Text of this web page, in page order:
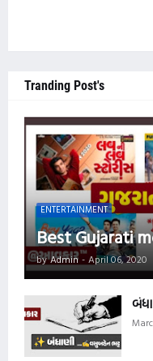
Tranding Post's
ENTERTAINMENT
Best Gujarati
by Admin - April 06, 2020